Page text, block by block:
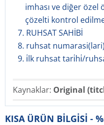
imhası ve diğer özel
çözelti kontrol
7. RUHSAT SAHİBİ
8. ruhsat numarasi(lari)
9. i̇lk ruhsat tari̇hi̇/
Kaynaklar: Original
KISA ÜRÜN BİLGİSİ -